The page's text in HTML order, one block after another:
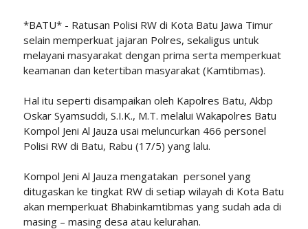
*BATU* - Ratusan Polisi RW di Kota Batu Jawa Timur
selain memperkuat jajaran Polres, sekaligus untuk
melayani masyarakat dengan prima serta memperkuat
keamanan dan ketertiban masyarakat (Kamtibmas).
Hal itu seperti disampaikan oleh Kapolres Batu, Akbp
Oskar Syamsuddi, S.I.K., M.T. melalui Wakapolres Batu
Kompol Jeni Al Jauza usai meluncurkan 466 personel
Polisi RW di Batu, Rabu (17/5) yang lalu.
Kompol Jeni Al Jauza mengatakan personel yang
ditugaskan ke tingkat RW di setiap wilayah di Kota Batu
akan memperkuat Bhabinkamtibmas yang sudah ada di
masing – masing desa atau kelurahan.